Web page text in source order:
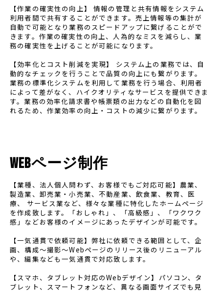
【作業の確実性の向上】情報の管理と共有情報をシステム
利用者間で共有することができます。 売上情報等の集計が
自動で可能となり業務のスピードアップに繋げることがで
きます。作業の確実性の向上、人為的なミスを減らし、業
務の確実性を上げることが可能になります。
【効率化とコスト削減を実現】 システム上の業務では、自
動的なチェックを行うことで品質の向上にも繋がります。
業務の標準化システムを利用して業務を行う場合、利用者
によって差がなく、ハイクオリティなサービスを提供できま
す。業務の効率化請求書や帳票類の出力などの自動化を図
れるため、作業効率の向上・コストの減少に繋がります。
Webページ制作
【業種、法人個人問わず、お客様でもご対応可能】 農業、
製造業、卸売業・小売業、不動産業、飲食業、教育、医
療、 サービス業など、様々な業種に特化したホームページ
を作成致します。「おしゃれ」、「高級感」、「ワクワク
感」などお客様のイメージにあったデザインが可能です。
【一気通貫で依頼可能】 弊社に依頼できる範囲として、企
画、構成〜撮影～Webページのリリース後のリニューアル
や、編集なども一気通貫で対応致します。
【スマホ、タブレット対応のWebデザイン】 パソコン、タ
ブレット、スマートフォンなど、異なる画面サイズでも見